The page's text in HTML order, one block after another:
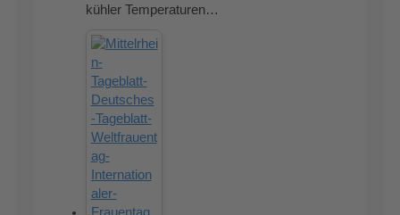
kühler Temperaturen…